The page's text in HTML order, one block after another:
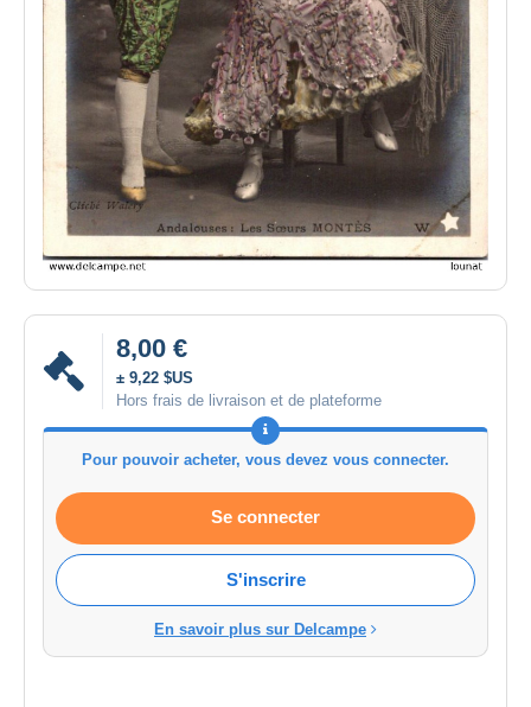
8,00 €
± 9,22 $US
Hors frais de livraison et de plateforme
Pour pouvoir acheter, vous devez vous connecter.
Se connecter
S'inscrire
En savoir plus sur Delcampe